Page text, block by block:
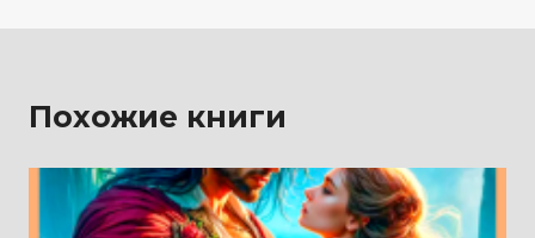
Похожие книги